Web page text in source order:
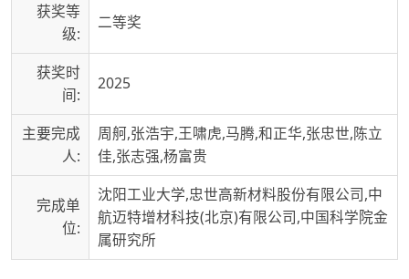
获奖等
级:
二等奖
获奖时
间:
2025
主要完成
人:
周舸,张浩宇,王啸虎,马腾,和正华,张忠世,陈立
佳,张志强,杨富贵
完成单
位:
沈阳工业大学,忠世高新材料股份有限公司,中
航迈特增材科技(北京)有限公司,中国科学院金
属研究所